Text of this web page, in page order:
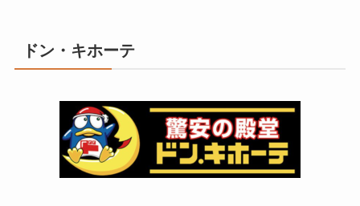
ドン・キホーテ